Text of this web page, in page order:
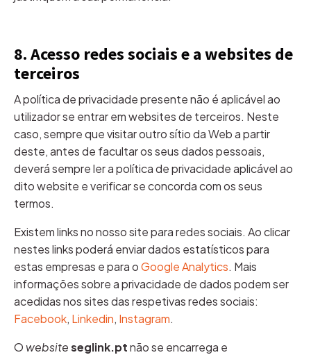
8. Acesso redes sociais e a websites de
terceiros
A política de privacidade presente não é aplicável ao
utilizador se entrar em websites de terceiros. Neste
caso, sempre que visitar outro sítio da Web a partir
deste, antes de facultar os seus dados pessoais,
deverá sempre ler a política de privacidade aplicável ao
dito website e verificar se concorda com os seus
termos.
Existem links no nosso site para redes sociais. Ao clicar
nestes links poderá enviar dados estatísticos para
estas empresas e para oGoogle Analytics. Mais
informações sobre a privacidade de dados podem ser
acedidas nos sites das respetivas redes sociais:
Facebook, Linkedin, Instagram.
Owebsiteseglink.ptnão se encarrega e